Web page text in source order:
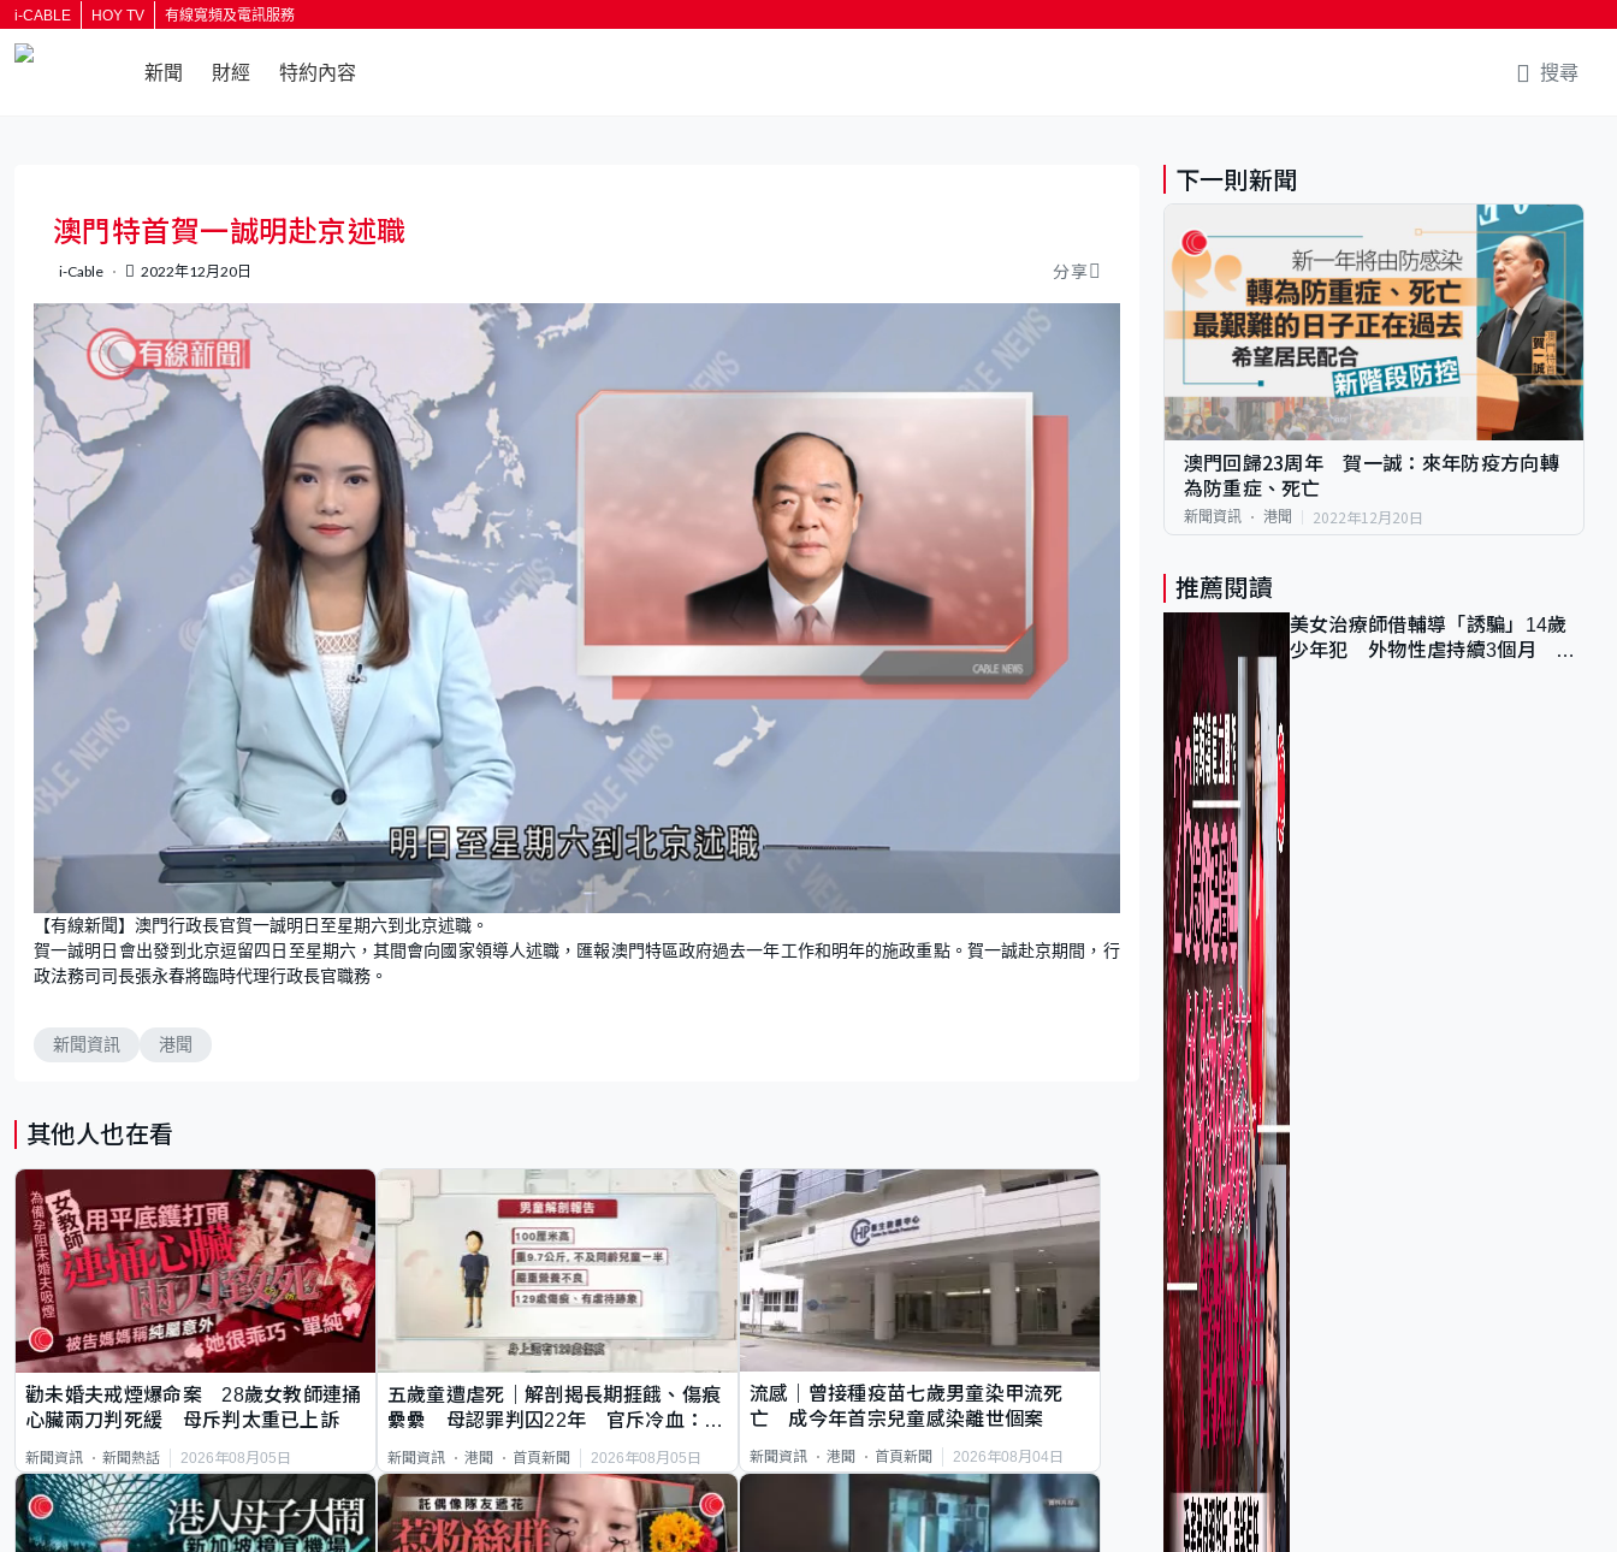
i-CABLE HOY TV 有線寬頻及電訊服務
新聞 財經 特約內容 搜尋
澳門特首賀一誠明赴京述職
i-Cable 2022年12月20日 分享
n
m
u
t
e
o
e
d
【有線新聞】澳門行政長官賀一誠明日至星期六到北京述職。
賀一誠明日會出發到北京逗留四日至星期六，其間會向國家領導人述職，匯報澳門特區政府過去一年工作和明年的施政重點。賀一誠赴京期間，行
政法務司司長張永春將臨時代理行政長官職務。
新聞資訊 港聞
其他人也在看
勸未婚夫戒煙爆命案 28歲女教師連捅
心臟兩刀判死緩 母斥判太重已上訴
新聞資訊 新聞熱話 2026年08月05日
五歲童遭虐死｜解剖揭長期捱餓、傷痕
纍纍 母認罪判囚22年 官斥冷血：同
類案最惡劣
新聞資訊 港聞 首頁新聞 2026年08月05日
流感｜曾接種疫苗七歲男童染甲流死
亡 成今年首宗兒童感染離世個案
新聞資訊 港聞 首頁新聞 2026年08月04日
下一則新聞
澳門回歸23周年 賀一誠：來年防疫方向轉
為防重症、死亡
新聞資訊 港聞 2022年12月20日
推薦閱讀
美女治療師借輔導「誘騙」14歲
少年犯 外物性虐持續3個月 受